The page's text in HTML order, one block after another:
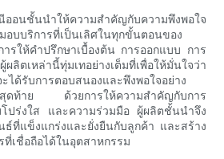
อนชั้นนำให้ความสำคัญกับความพึงพอใจ
อบบริการที่เป็นเลิศในทุกขั้นตอนของ
รให้คำปรึกษาเบื้องต้น การออกแบบ การ
เหล่านี้ทุ่มเทอย่างเต็มที่เพื่อให้มั่นใจว่า
ได้รับการตอบสนองและพึงพอใจอย่าง
ดท้าย ด้วยการให้ความสำคัญกับการ
โปร่งใส และความร่วมมือ ผู้ผลิตชั้นนำจึง
ธ์ที่แข็งแกร่งและยั่งยืนกับลูกค้า และสร้าง
เชื่อถือได้ในอุตสาหกรรม